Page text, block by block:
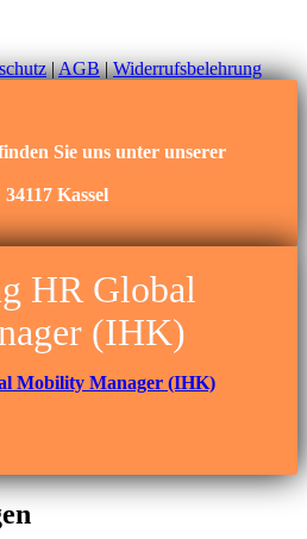
|AGB|Widerrufsbelehrung
Sie uns unter unserer
Kassel
HR Global
(IHK)
Mobility Manager (IHK)